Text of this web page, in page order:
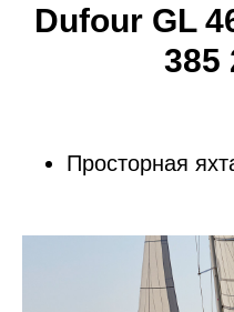
Dufour GL
385
Просторная